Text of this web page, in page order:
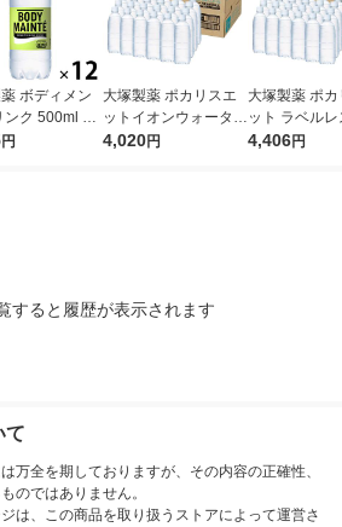
ボディメン
ンク 500ml 1
12本）
円
大塚製薬 ポカリスエ
ットイオンウォーター
ラベルレスボトル 500
4,020円
大塚製薬 ポ
ット ラベル
ル 500ml 1箱
4,406円
すると履歴が表示されます
て
万全を期しておりますが、その内容の正確性、
のではありません。
は、この商品を取り扱うストアによって運営さ